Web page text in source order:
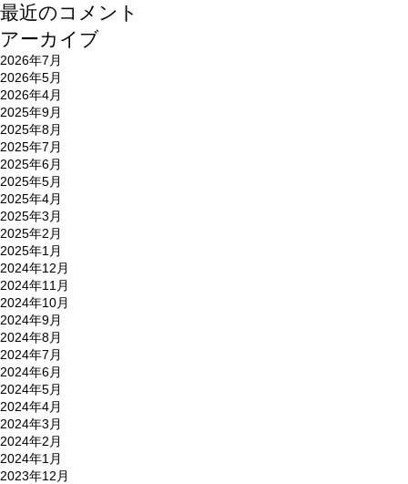
最近のコメント
アーカイブ
2026年7月
2026年5月
2026年4月
2025年9月
2025年8月
2025年7月
2025年6月
2025年5月
2025年4月
2025年3月
2025年2月
2025年1月
2024年12月
2024年11月
2024年10月
2024年9月
2024年8月
2024年7月
2024年6月
2024年5月
2024年4月
2024年3月
2024年2月
2024年1月
2023年12月